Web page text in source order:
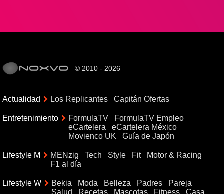
© 2010 - 2026
Actualidad Los Replicantes Capitán Ofertas
Entretenimiento FormulaTV
FormulaTV Empleo
eCartelera
eCartelera México
Movienco UK
Guía de Japón
Lifestyle M MENzig Tech Style Fit
Motor & Racing
F1 al día
Lifestyle W Bekia Moda Belleza Padres
Pareja